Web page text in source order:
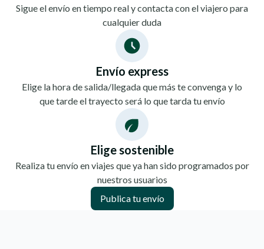
Sigue el envío en tiempo real y contacta con el viajero para
cualquier duda
Envío express
Elige la hora de salida/llegada que más te convenga y lo
que tarde el trayecto será lo que tarda tu envío
Elige sostenible
Realiza tu envío en viajes que ya han sido programados por
nuestros usuarios
Publica tu envío